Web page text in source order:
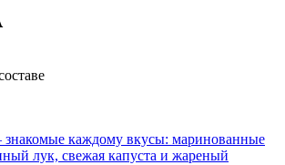
каждому вкусы: маринованные
лук, свежая капуста и жареный